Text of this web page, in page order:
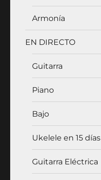
Armonía
EN DIRECTO
Guitarra
Piano
Bajo
Ukelele en 15 días
Guitarra Eléctrica